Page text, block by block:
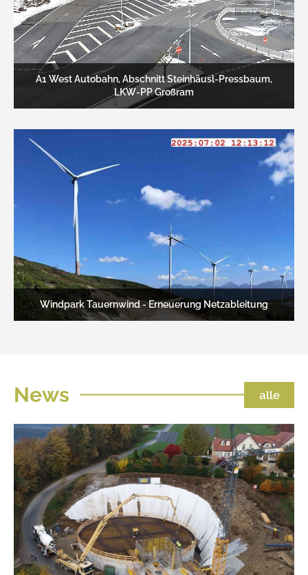
A1 West Autobahn, Abschnitt Steinhäusl-Pressbaum,
LKW-PP Großram
Windpark Tauernwind - Erneuerung Netzableitung
News alle